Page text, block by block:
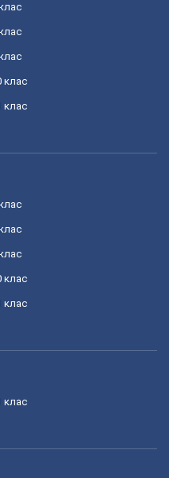
клас
клас
клас
клас
клас